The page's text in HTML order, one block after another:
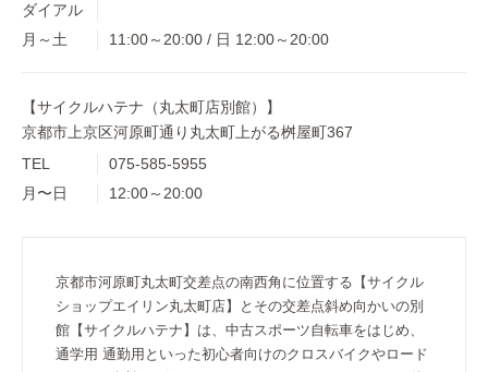
ダイアル
月～土 11:00～20:00 / 日 12:00～20:00
【サイクルハテナ（丸太町店別館）】
京都市上京区河原町通り丸太町上がる桝屋町367
TEL
075-585-5955
月〜日
12:00～20:00
京都市河原町丸太町交差点の南西角に位置する【サイクル
ショップエイリン丸太町店】とその交差点斜め向かいの別
館【サイクルハテナ】は、中古スポーツ自転車をはじめ、
通学用 通勤用といった初心者向けのクロスバイクやロード